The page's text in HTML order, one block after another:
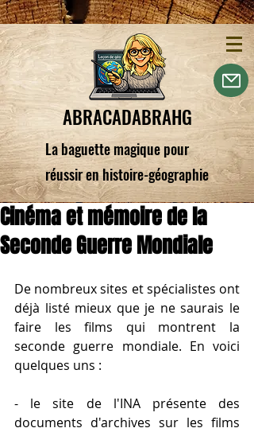
ABRACADABRAHG
La baguette magique pour
réussir en histoire-géographie
Cinéma et mémoire de la
Seconde Guerre Mondiale
De nombreux sites et spécialistes ont
déjà listé mieux que je ne saurais le
faire les films qui montrent la
seconde guerre mondiale. En voici
quelques uns :
- le site de l'INA présente des
documents d'archives sur les films